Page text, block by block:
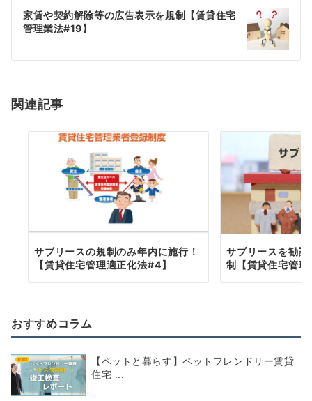
ゲ
ー
ョ
ン
家賃や契約解除等の広告表示を規制【賃貸住宅
管理業法#19】
関連記事
サブリースの規制のみ年内に施行！
【賃貸住宅管理適正化法#4】
サブリースを勧
制【賃貸住宅管
おすすめコラム
【ペットと暮らす】ペットフレンドリー賃貸
住宅 ...